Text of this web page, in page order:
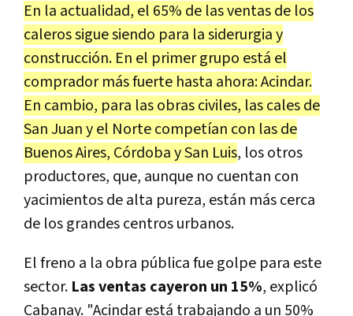
En la actualidad, el 65% de las ventas de los
caleros sigue siendo para la siderurgia y
construcción. En el primer grupo está el
comprador más fuerte hasta ahora: Acindar.
En cambio, para las obras civiles, las cales de
San Juan y el Norte competían con las de
Buenos Aires, Córdoba y San Luis, los otros
productores, que, aunque no cuentan con
yacimientos de alta pureza, están más cerca
de los grandes centros urbanos.
El freno a la obra pública fue golpe para este
sector. Las ventas cayeron un 15%, explicó
Cabanay. "Acindar está trabajando a un 50%